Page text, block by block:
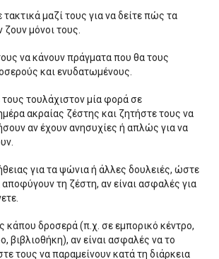
τακτικά μαζί τους για να δείτε πώς τα
ζουν μόνοι τους.
να κάνουν πράγματα που θα τους
και ενυδατωμένους.
τουλάχιστον μία φορά σε
ακραίας ζέστης και ζητήστε τους να
αν έχουν ανησυχίες ή απλώς για να
για τα ψώνια ή άλλες δουλειές, ώστε
τη ζέστη, αν είναι ασφαλές για
κάπου δροσερά (π.χ. σε εμπορικό κέντρο,
βιβλιοθήκη), αν είναι ασφαλές να το
τους να παραμείνουν κατά τη διάρκεια